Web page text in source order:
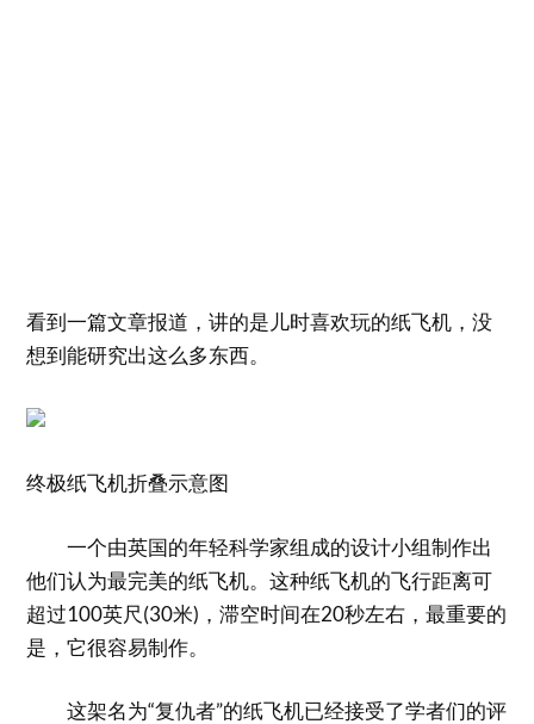
看到一篇文章报道，讲的是儿时喜欢玩的纸飞机，没
想到能研究出这么多东西。
终极纸飞机折叠示意图
一个由英国的年轻科学家组成的设计小组制作出
他们认为最完美的纸飞机。这种纸飞机的飞行距离可
超过100英尺(30米)，滞空时间在20秒左右，最重要的
是，它很容易制作。
这架名为“复仇者”的纸飞机已经接受了学者们的评